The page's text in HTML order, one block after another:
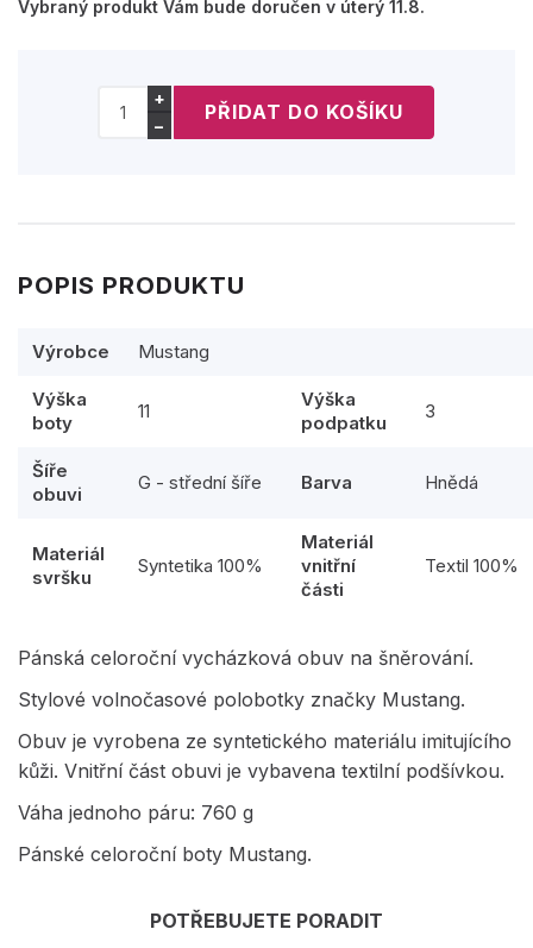
Vybraný produkt Vám bude doručen v úterý 11.8.
+
−
POPIS PRODUKTU
Výrobce Mustang
Výška
boty
11
Výška
podpatku
3
Šíře
obuvi
G - střední šíře Barva Hnědá
Materiál
svršku
Syntetika 100%
Materiál
vnitřní
části
Textil 100%
Pánská celoroční vycházková obuv na šněrování.
Stylové volnočasové polobotky značky Mustang.
Obuv je vyrobena ze syntetického materiálu imitujícího
kůži. Vnitřní část obuvi je vybavena textilní podšívkou.
Váha jednoho páru: 760 g
Pánské celoroční boty Mustang.
POTŘEBUJETE PORADIT